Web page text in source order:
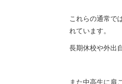
これらの通常で
れています。
長期休校や外出
また中高生に肩